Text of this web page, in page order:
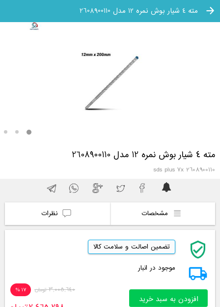
مته 4 شیار بوش نمره 12 مدل 2608900110
مته 4 شیار بوش نمره 12 مدل 2608900110
2608900110 sds plus 7x
مشخصات نظرات
تضمین اصالت و سلامت کالا
موجود در انبار
افزودن به سبد خرید
3,005,640تومان 17 %